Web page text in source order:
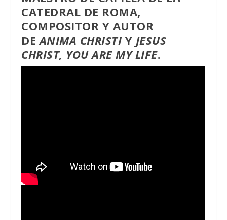
CATEDRAL DE ROMA,
COMPOSITOR Y AUTOR
DEANIMA CHRISTI Y JESUS
CHRIST, YOU ARE MY LIFE.